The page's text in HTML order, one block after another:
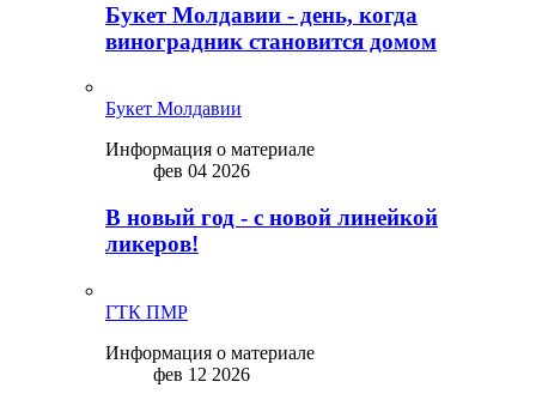
Букет Молдавии - день, когда
виноградник становится домом
Букет Молдавии
Информация о материале
фев 04 2026
В новый год - с новой линейкой
ликepoв!
ГТК ПМР
Информация о материале
фев 12 2026